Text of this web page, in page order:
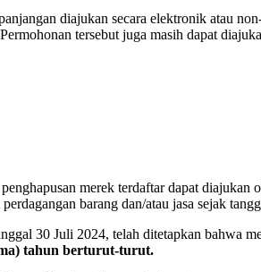
diajukan secara elektronik atau
tersebut juga masih dapat
merek terdaftar dapat
barang dan/atau jasa sejak
30 Juli 2024, telah ditetapkan bahwa
tahun berturut-turut.